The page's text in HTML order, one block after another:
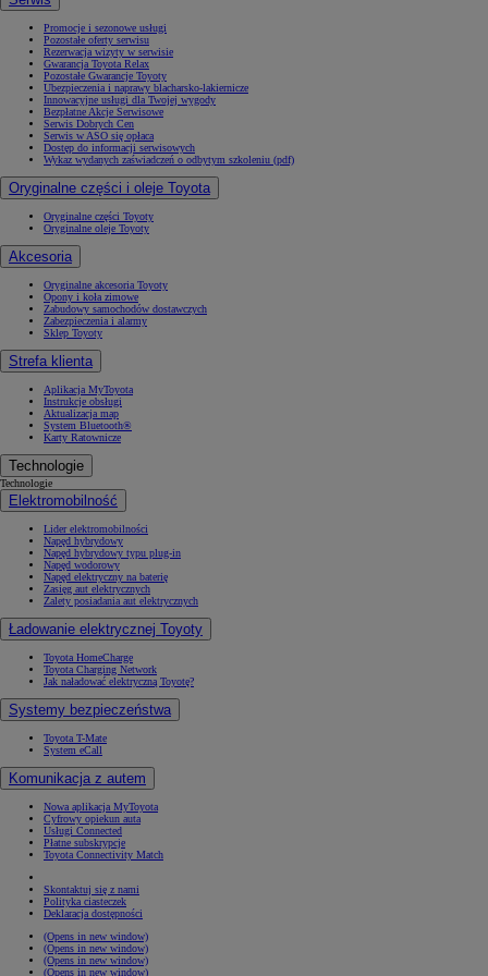
Promocje i sezonowe usługi
Pozostałe oferty serwisu
Rezerwacja wizyty w serwisie
Gwarancja Toyota Relax
Pozostałe Gwarancje Toyoty
Ubezpieczenia i naprawy blacharsko-lakiernicze
Innowacyjne usługi dla Twojej wygody
Bezpłatne Akcje Serwisowe
Serwis Dobrych Cen
Serwis w ASO się opłaca
Dostęp do informacji serwisowych
Wykaz wydanych zaświadczeń o odbytym szkoleniu (pdf)
Oryginalne części i oleje Toyota
Oryginalne części Toyoty
Oryginalne oleje Toyoty
Akcesoria
Oryginalne akcesoria Toyoty
Opony i koła zimowe
Zabudowy samochodów dostawczych
Zabezpieczenia i alarmy
Sklep Toyoty
Strefa klienta
Aplikacja MyToyota
Instrukcje obsługi
Aktualizacja map
System Bluetooth®
Karty Ratownicze
Technologie
Technologie
Elektromobilność
Lider elektromobilności
Napęd hybrydowy
Napęd hybrydowy typu plug-in
Napęd wodorowy
Napęd elektryczny na baterię
Zasięg aut elektrycznych
Zalety posiadania aut elektrycznych
Ładowanie elektrycznej Toyoty
Toyota HomeCharge
Toyota Charging Network
Jak naładować elektryczną Toyotę?
Systemy bezpieczeństwa
Toyota T-Mate
System eCall
Komunikacja z autem
Nowa aplikacja MyToyota
Cyfrowy opiekun auta
Usługi Connected
Płatne subskrypcje
Toyota Connectivity Match
Skontaktuj się z nami
Polityka ciasteczek
Deklaracja dostępności
(Opens in new window)
(Opens in new window)
(Opens in new window)
(Opens in new window)